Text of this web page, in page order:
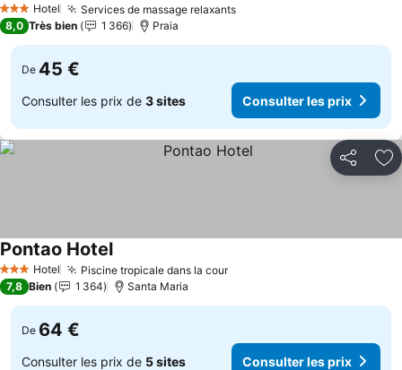
3 ÉtoilesHotel Services de massage relaxantsConsulter les prix
8,0 Très bien 1 366 Praia
De 45 €
Consulter les prix de 3 sites Consulter les prix
Partager
3 ÉtoilesHotel Piscine tropicale dans la courConsulter les prix
Pontao HotelConsulter les prix
7,8 Bien 1 364 Santa Maria
De 64 €
Consulter les prix de 5 sites Consulter les prix